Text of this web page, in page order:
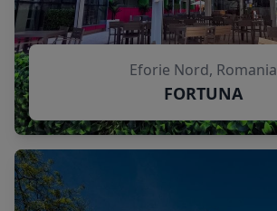
Eforie Nord, Romania
FORTUNA